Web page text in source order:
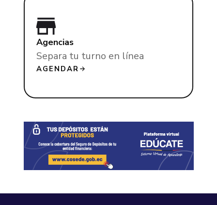
Agencias
Separa tu turno en línea
AGENDAR